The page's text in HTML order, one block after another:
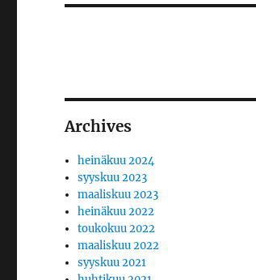
Archives
heinäkuu 2024
syyskuu 2023
maaliskuu 2023
heinäkuu 2022
toukokuu 2022
maaliskuu 2022
syyskuu 2021